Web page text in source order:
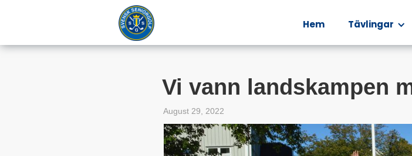
Hem Tävlingar
Vi vann landskampen
August 29, 2022